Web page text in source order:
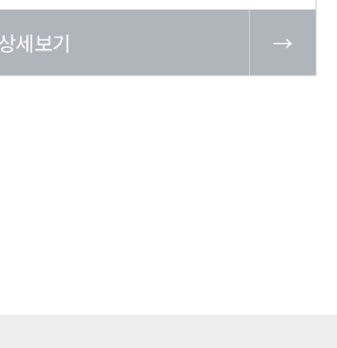
상세보기 →